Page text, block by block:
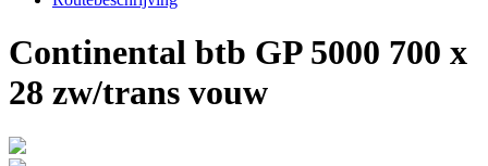
Continental btb GP 5000 700 x
28 zw/trans vouw